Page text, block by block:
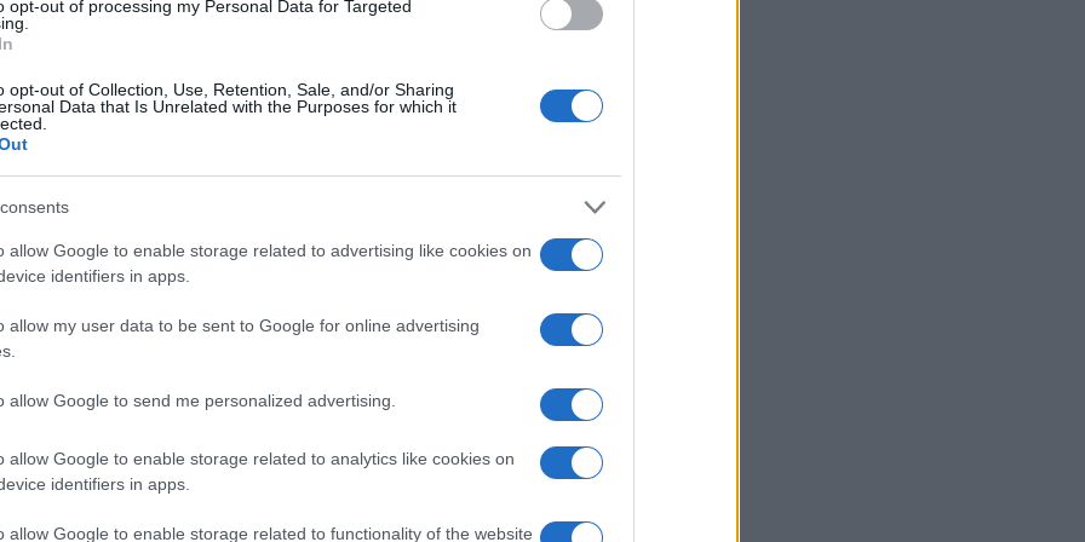
opt-out of processing my Personal Data for Targeted
opt-out of Collection, Use, Retention, Sale, and/or Sharing
Data that Is Unrelated with the Purposes for which it
allow Google to enable storage related to advertising like cookies on
identifiers in apps.
allow my user data to be sent to Google for online advertising
allow Google to send me personalized advertising.
allow Google to enable storage related to analytics like cookies on
identifiers in apps.
allow Google to enable storage related to functionality of the website
Gesù, Tiziano Onesti, hanno sottoscritto una
a favore di famiglie e persone fragili.
istituzioni nel contrastare il bullismo e il cyberbullismo
studenti del terzo anno dei corsi di laurea per infermieri
presso le scuole secondarie di secondo grado.
protesi diventano sempre più
l’importanza di questa collaborazione, evidenziando
aperta al territorio e nel promuovere la crescita
Tiziano Onesti, presidente del Bambino Gesù, ha